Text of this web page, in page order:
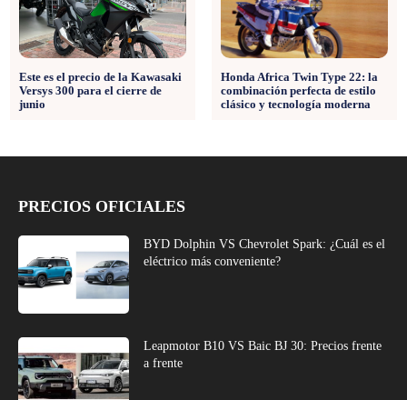
Este es el precio de la Kawasaki
Versys 300 para el cierre de
junio
Honda Africa Twin Type 22: la
combinación perfecta de estilo
clásico y tecnología moderna
PRECIOS OFICIALES
BYD Dolphin VS Chevrolet Spark: ¿Cuál es el
eléctrico más conveniente?
Leapmotor B10 VS Baic BJ 30: Precios frente
a frente